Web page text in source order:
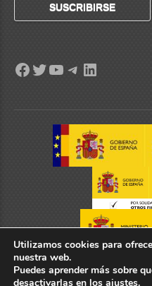
2022 ©Federación Española de
Utilizamos cookies para
nuestra web.
Puedes aprender más sobre
desactivarlas en los ajustes.